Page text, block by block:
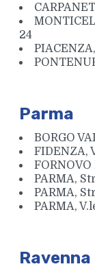
24
Parma
BORGO
FIDENZA,
PARMA,
PARMA,
PARMA,
Ravenna